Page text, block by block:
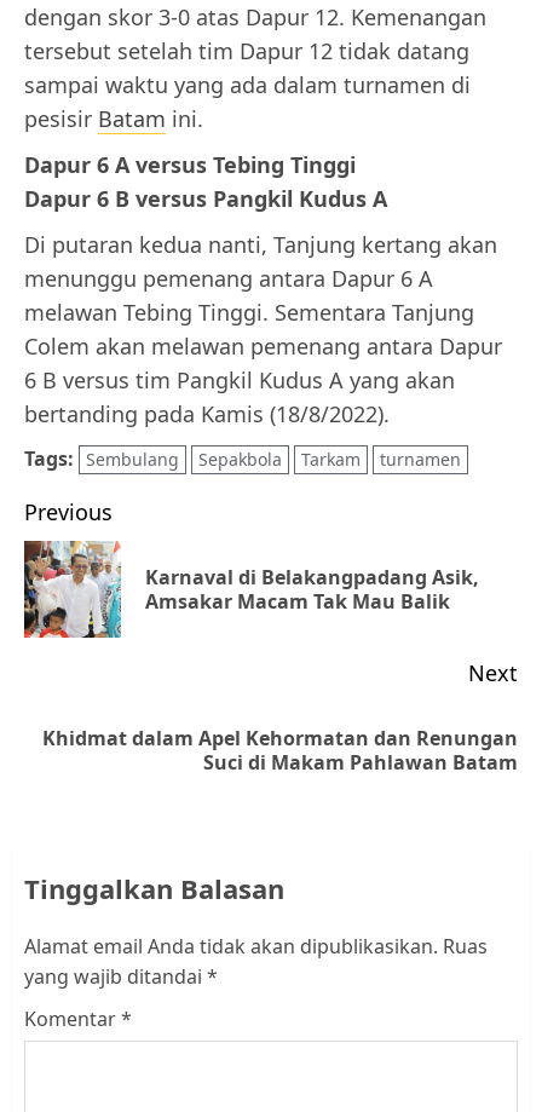
dengan skor 3-0 atas Dapur 12. Kemenangan
tersebut setelah tim Dapur 12 tidak datang
sampai waktu yang ada dalam turnamen di
pesisir Batam ini.
Dapur 6 A versus Tebing Tinggi
Dapur 6 B versus Pangkil Kudus A
Di putaran kedua nanti, Tanjung kertang akan
menunggu pemenang antara Dapur 6 A
melawan Tebing Tinggi. Sementara Tanjung
Colem akan melawan pemenang antara Dapur
6 B versus tim Pangkil Kudus A yang akan
bertanding pada Kamis (18/8/2022).
Tags: Sembulang Sepakbola Tarkam turnamen
Post
navigation
Previous
Karnaval di Belakangpadang Asik,
Amsakar Macam Tak Mau Balik
Next
Next
Khidmat dalam Apel Kehormatan dan Renungan
Suci di Makam Pahlawan Batam
Tinggalkan Balasan
Alamat email Anda tidak akan dipublikasikan. Ruas
yang wajib ditandai *
Komentar*